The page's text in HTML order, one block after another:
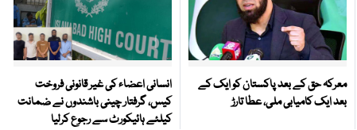
معرکہ حق کے بعد پاکستان کو ایک کے
بعد ایک کامیابی ملی، عطا تارڑ
انسانی اعضاء کی غیر قانونی فروخت
کیس، گرفتار چینی باشندوں نے ضمانت
کیلئے ہائیکورٹ سے رجوع کرلیا